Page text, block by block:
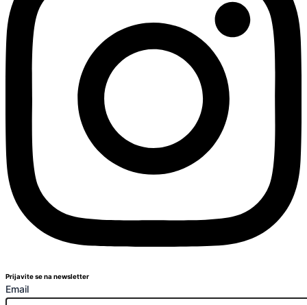
Prijavite se na newsletter
Email